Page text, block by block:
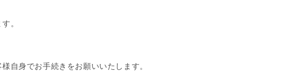
。
自身でお手続きをお願いいたします。